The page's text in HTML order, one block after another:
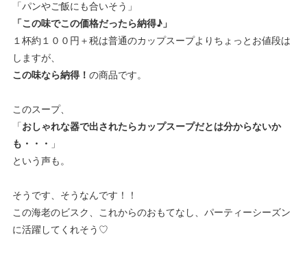
「パンやご飯にも合いそう」
「この味でこの価格だったら納得♪」
１杯約１００円＋税は普通のカップスープよりちょっとお値段は
しますが、
この味なら納得！の商品です。
このスープ、
「おしゃれな器で出されたらカップスープだとは分からないか
も・・・ 」
という声も。
そうです、そうなんです！！
この海老のビスク、これからのおもてなし、パーティーシーズン
に活躍してくれそう♡